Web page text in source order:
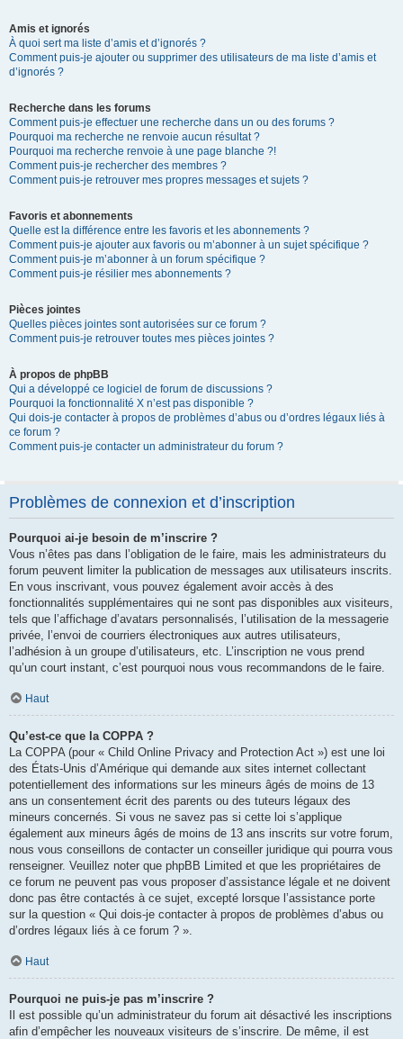
Amis et ignorés
À quoi sert ma liste d’amis et d’ignorés ?
Comment puis-je ajouter ou supprimer des utilisateurs de ma liste d’amis et
d’ignorés ?
Recherche dans les forums
Comment puis-je effectuer une recherche dans un ou des forums ?
Pourquoi ma recherche ne renvoie aucun résultat ?
Pourquoi ma recherche renvoie à une page blanche ?!
Comment puis-je rechercher des membres ?
Comment puis-je retrouver mes propres messages et sujets ?
Favoris et abonnements
Quelle est la différence entre les favoris et les abonnements ?
Comment puis-je ajouter aux favoris ou m’abonner à un sujet spécifique ?
Comment puis-je m’abonner à un forum spécifique ?
Comment puis-je résilier mes abonnements ?
Pièces jointes
Quelles pièces jointes sont autorisées sur ce forum ?
Comment puis-je retrouver toutes mes pièces jointes ?
À propos de phpBB
Qui a développé ce logiciel de forum de discussions ?
Pourquoi la fonctionnalité X n’est pas disponible ?
Qui dois-je contacter à propos de problèmes d’abus ou d’ordres légaux liés à
ce forum ?
Comment puis-je contacter un administrateur du forum ?
Problèmes de connexion et d’inscription
Pourquoi ai-je besoin de m’inscrire ?
Vous n’êtes pas dans l’obligation de le faire, mais les administrateurs du
forum peuvent limiter la publication de messages aux utilisateurs inscrits.
En vous inscrivant, vous pouvez également avoir accès à des
fonctionnalités supplémentaires qui ne sont pas disponibles aux visiteurs,
tels que l’affichage d’avatars personnalisés, l’utilisation de la messagerie
privée, l’envoi de courriers électroniques aux autres utilisateurs,
l’adhésion à un groupe d’utilisateurs, etc. L’inscription ne vous prend
qu’un court instant, c’est pourquoi nous vous recommandons de le faire.
Haut
Qu’est-ce que la COPPA ?
La COPPA (pour « Child Online Privacy and Protection Act ») est une loi
des États-Unis d’Amérique qui demande aux sites internet collectant
potentiellement des informations sur les mineurs âgés de moins de 13
ans un consentement écrit des parents ou des tuteurs légaux des
mineurs concernés. Si vous ne savez pas si cette loi s’applique
également aux mineurs âgés de moins de 13 ans inscrits sur votre forum,
nous vous conseillons de contacter un conseiller juridique qui pourra vous
renseigner. Veuillez noter que phpBB Limited et que les propriétaires de
ce forum ne peuvent pas vous proposer d’assistance légale et ne doivent
donc pas être contactés à ce sujet, excepté lorsque l’assistance porte
sur la question « Qui dois-je contacter à propos de problèmes d’abus ou
d’ordres légaux liés à ce forum ? ».
Haut
Pourquoi ne puis-je pas m’inscrire ?
Il est possible qu’un administrateur du forum ait désactivé les inscriptions
afin d’empêcher les nouveaux visiteurs de s’inscrire. De même, il est